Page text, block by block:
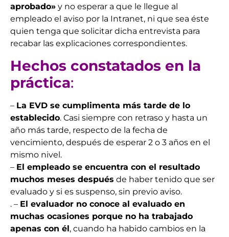
aprobado» y no esperar a que le llegue al
empleado el aviso por la Intranet, ni que sea éste
quien tenga que solicitar dicha entrevista para
recabar las explicaciones correspondientes.
Hechos constatados en la
práctica:
– La EVD se cumplimenta más tarde de lo
establecido. Casi siempre con retraso y hasta un
año más tarde, respecto de la fecha de
vencimiento, después de esperar 2 o 3 años en el
mismo nivel.
– El empleado se encuentra con el resultado
muchos meses después de haber tenido que ser
evaluado y si es suspenso, sin previo aviso.
. – El evaluador no conoce al evaluado en
muchas ocasiones porque no ha trabajado
apenas con él, cuando ha habido cambios en la